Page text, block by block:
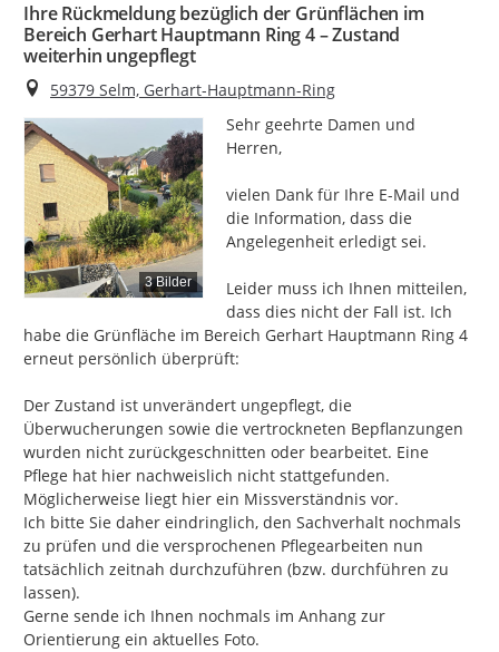
Ihre Rückmeldung bezüglich der Grünflächen im
Bereich Gerhart Hauptmann Ring 4 – Zustand
weiterhin ungepflegt
Ort
59379 Selm, Gerhart-Hauptmann-Ring
3 Bilder
Sehr geehrte Damen und
Herren,
vielen Dank für Ihre E-Mail und
die Information, dass die
Angelegenheit erledigt sei.
Leider muss ich Ihnen mitteilen,
dass dies nicht der Fall ist. Ich
habe die Grünfläche im Bereich Gerhart Hauptmann Ring 4
erneut persönlich überprüft:
Der Zustand ist unverändert ungepflegt, die
Überwucherungen sowie die vertrockneten Bepflanzungen
wurden nicht zurückgeschnitten oder bearbeitet. Eine
Pflege hat hier nachweislich nicht stattgefunden.
Möglicherweise liegt hier ein Missverständnis vor.
Ich bitte Sie daher eindringlich, den Sachverhalt nochmals
zu prüfen und die versprochenen Pflegearbeiten nun
tatsächlich zeitnah durchzuführen (bzw. durchführen zu
lassen).
Gerne sende ich Ihnen nochmals im Anhang zur
Orientierung ein aktuelles Foto.